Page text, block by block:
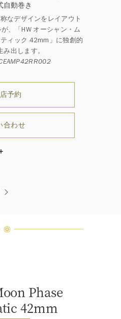
自動巻き
なデザインをレイアウト
、「HW オーシャン・ム
ィック 42mm」に独創的
出します。
予約
合わせ
者ハリー・ウィン
ました。ハリー・
って厳選された最
然の素材であるた
Phase
42mm